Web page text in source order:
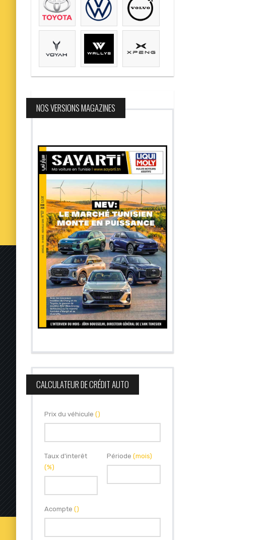
NOS VERSIONS MAGAZINES
CALCULATEUR DE CRÉDIT AUTO
Prix du véhicule ()
Taux d'interêt
(%)
Période(mois)
Acompte ()